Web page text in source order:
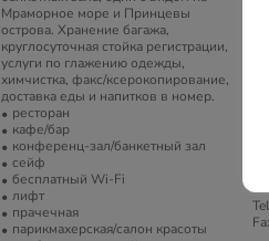
Мраморное море и Принцевы
острова. Хранение багажа,
круглосуточная стойка регистрации,
услуги по глажению одежды,
химчистка, факс/ксерокопирование,
доставка еды и напитков в номер.
ресторан
кафе/бар
конференц-зал/банкетный зал
сейф
бесплатный Wi-Fi
лифт
прачечная
парикмахерская/салон красоты